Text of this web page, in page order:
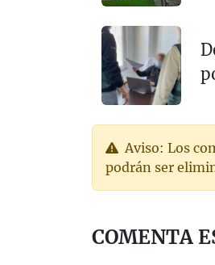
Aviso: Los
podrán ser
COMENTA